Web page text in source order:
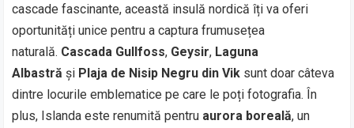
cascade fascinante, această insulă nordică îți va oferi
oportunități unice pentru a captura frumusețea
naturală. Cascada Gullfoss, Geysir, Laguna
Albastră și Plaja de Nisip Negru din Vik sunt doar câteva
dintre locurile emblematice pe care le poți fotografia. În
plus, Islanda este renumită pentru aurora boreală, un